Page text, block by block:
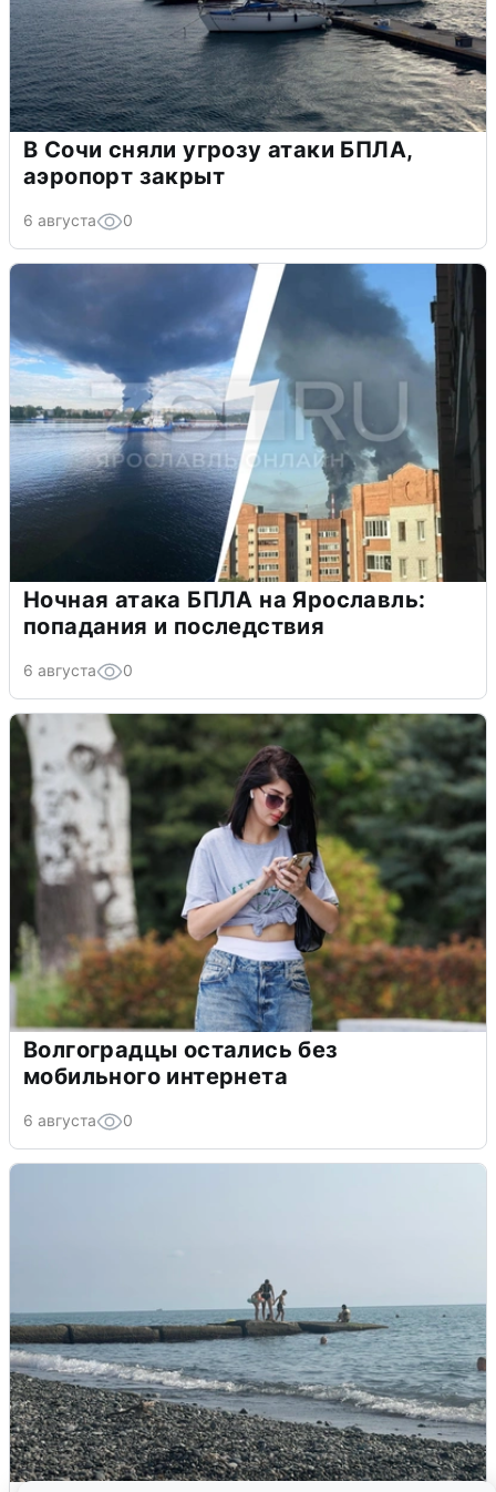
В Сочи сняли угрозу атаки БПЛА,
аэропорт закрыт
6 августа 0
Ночная атака БПЛА на Ярославль:
попадания и последствия
6 августа 0
Волгоградцы остались без
мобильного интернета
6 августа 0